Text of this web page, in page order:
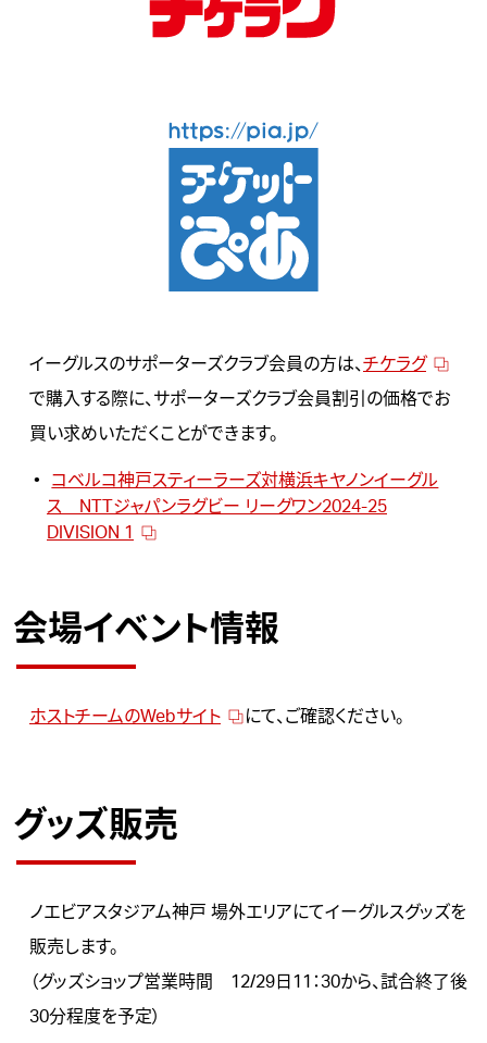
イーグルスのサポーターズクラブ会員の方は、 チケラグ
で購入する際に、サポーターズクラブ会員割引の価格でお
買い求めいただくことができます。
コベルコ神戸スティーラーズ対横浜キヤノンイーグル
ス NTTジャパンラグビー リーグワン2024-25
DIVISION 1
会場イベント情報
ホストチームのWebサイト にて、ご確認ください。
グッズ販売
ノエビアスタジアム神戸 場外エリアにてイーグルスグッズを
販売します。
（グッズショップ営業時間 12/29日11：30から、試合終了後
30分程度を予定）